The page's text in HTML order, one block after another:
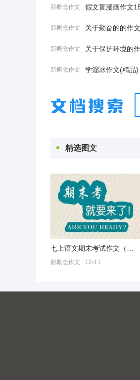
新概念作文 假文盲漫画作文
新概念作文 关于勤奋的的作文
新概念作文 关于保护环境的
新概念作文 学溜冰作文(精品)
精选图文
新概念作文 12-11